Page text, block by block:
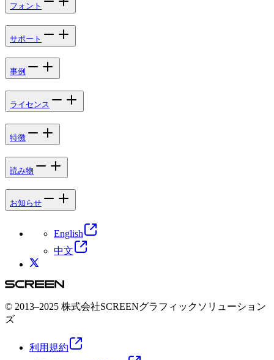
フォント
サポート
事例
ライセンス
特徴
読み物
お知らせ
English
中文
© 2013–2025 株式会社SCREENグラフィックソリューション
ズ
利用規約